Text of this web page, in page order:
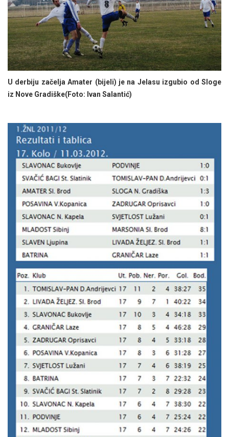
U derbiju začelja Amater (bijeli) je na Jelasu izgubio od Sloge
iz Nove Gradiške(Foto: Ivan Salantić)